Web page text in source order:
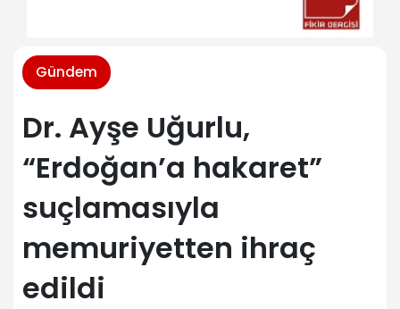
Gündem
Dr. Ayşe Uğurlu,
“Erdoğan’a hakaret”
suçlamasıyla
memuriyetten ihraç
edildi